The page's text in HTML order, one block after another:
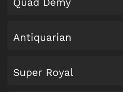
Antiquarian
Super Royal